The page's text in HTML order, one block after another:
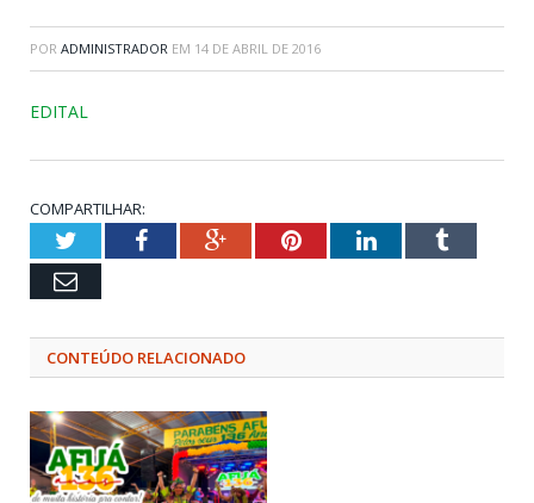
POR ADMINISTRADOR EM 14 DE ABRIL DE 2016
EDITAL
COMPARTILHAR:
TwitterFacebookGoogle+PinterestLinkedInTumblr
Email
CONTEÚDO RELACIONADO